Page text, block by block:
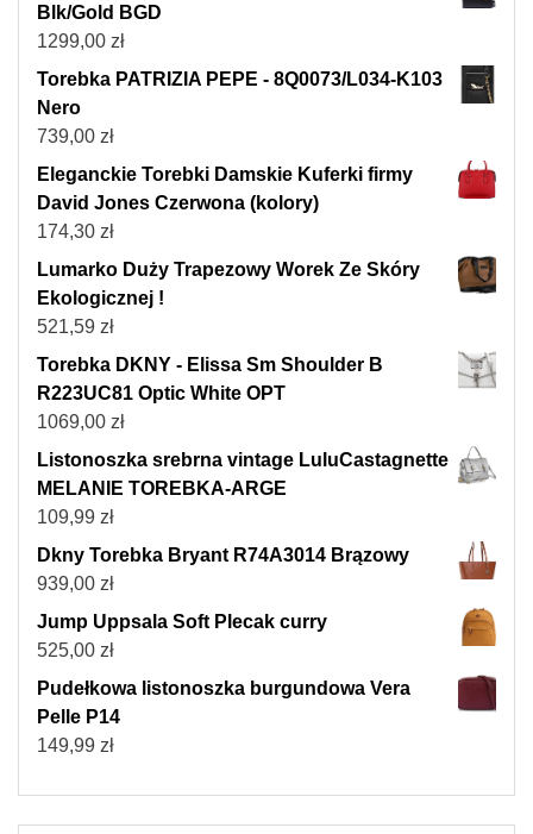
Blk/Gold BGD
1299,00 zł
Torebka PATRIZIA PEPE - 8Q0073/L034-K103
Nero
739,00 zł
Eleganckie Torebki Damskie Kuferki firmy
David Jones Czerwona (kolory)
174,30 zł
Lumarko Duży Trapezowy Worek Ze Skóry
Ekologicznej !
521,59 zł
Torebka DKNY - Elissa Sm Shoulder B
R223UC81 Optic White OPT
1069,00 zł
Listonoszka srebrna vintage LuluCastagnette
MELANIE TOREBKA-ARGE
109,99 zł
Dkny Torebka Bryant R74A3014 Brązowy
939,00 zł
Jump Uppsala Soft Plecak curry
525,00 zł
Pudełkowa listonoszka burgundowa Vera
Pelle P14
149,99 zł